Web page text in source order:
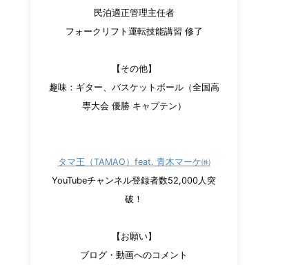
民泊適正管理主任者
フォークリフト運転技能講習 修了
【その他】
趣味：ギター、バスケットボール（全国高
専大会 優勝 キャプテン）
タマ王（TAMAO）feat. 青木マーケ㈱
YouTubeチャンネル登録者数52,000人突
破！
【お願い】
ブログ・動画へのコメント